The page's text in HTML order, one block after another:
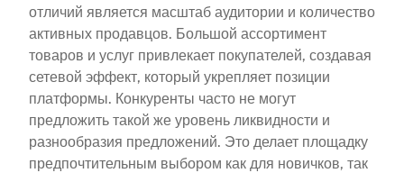
отличий является масштаб аудитории и количество
активных продавцов. Большой ассортимент
товаров и услуг привлекает покупателей, создавая
сетевой эффект, который укрепляет позиции
платформы. Конкуренты часто не могут
предложить такой же уровень ликвидности и
разнообразия предложений. Это делает площадку
предпочтительным выбором как для новичков, так